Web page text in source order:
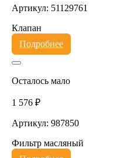
Артикул: 51129761
Клапан
Подробнее
Осталось мало
1 576 ₽
Артикул: 987850
Фильтр масляный